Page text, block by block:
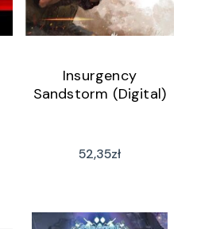
Insurgency
Sandstorm (Digital)
52,35zł